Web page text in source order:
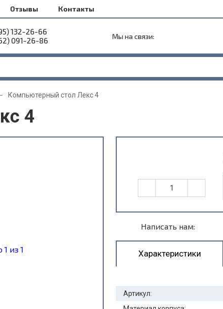
Отзывы Контакты
132-26-66
091-26-86
Мы на связи:
Компьютерный стол Лекс 4
4
Написать нам:
Характеристики
Артикул: